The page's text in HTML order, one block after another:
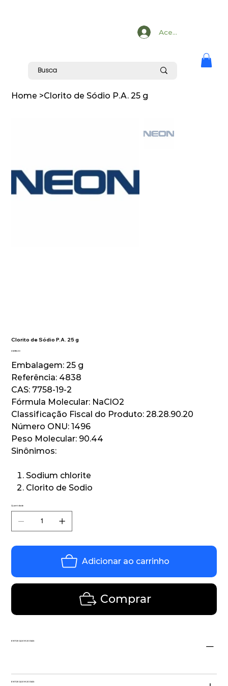
Acesse
Home >Clorito de Sódio P.A. 25 g
Clorito de Sódio P.A. 25 g
Preço
R$ 189,00
Embalagem: 25 g
Referência: 4838
CAS: 7758-19-2
Fórmula Molecular: NaClO2
Classificação Fiscal do Produto: 28.28.90.20
Número ONU: 1496
Peso Molecular: 90.44
Sinônimos:
Sodium chlorite
Clorito de Sodio
Quantidade
Adicionar ao carrinho
Comprar
ENTREGA EM 20 DIAS
ENTREGA EM 20 DIAS